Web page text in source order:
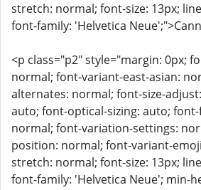
stretch: normal; font-size: 13px;
font-family: 'Helvetica
<p class="p2" style="margin: 0px;
normal; font-variant-east-asian:
alternates: normal; font-size-
auto; font-optical-sizing: auto;
normal; font-variation-settings:
position: normal; font-variant-
stretch: normal; font-size: 13px;
font-family: 'Helvetica Neue'; min-